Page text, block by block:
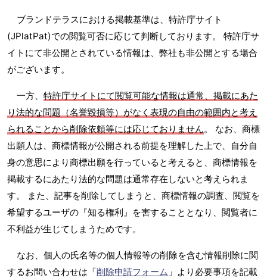
ブランドテラスにおける掲載基準は、特許庁サイト
(JPlatPat)での閲覧可否に応じて判断しております。 特許庁サ
イトにて非公開とされている情報は、弊社も非公開とする場合
がございます。
一方、 特許庁サイトにて閲覧可能な情報は通常、掲載にあた
り法的な問題（名誉毀損等）がなく表現の自由の範囲内と考え
られることから削除依頼等には応じておりません。 なお、商標
出願人は、商標情報が公開される前提を理解した上で、自分自
身の意思により商標出願を行っていると考えると、商標情報を
掲載するにあたり法的な問題は通常存在しないと考えられま
す。 また、記事を削除してしまうと、商標情報の調査、閲覧を
希望するユーザの『知る権利』を害することとなり、閲覧者に
不利益が生じてしまうためです。
なお、個人の氏名等の個人情報等の削除を含む情報削除に関
するお問い合わせは「削除申請フォーム 」より必要事項を記載